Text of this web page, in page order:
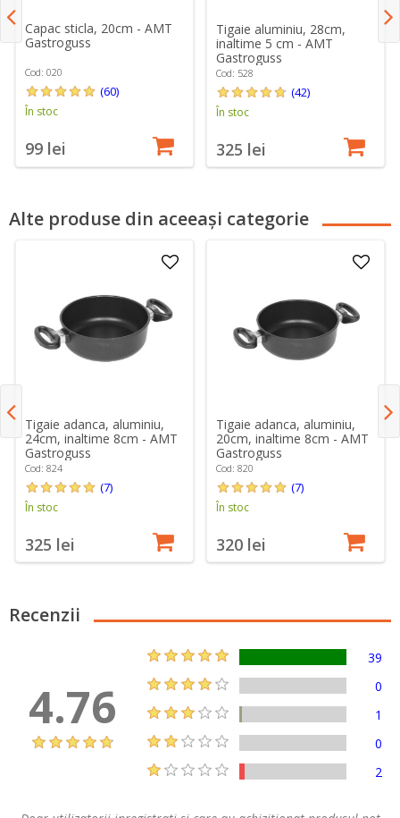
Capac sticla, 20cm - AMT
Gastroguss
Cod: 020
(60)
În stoc
99 lei
Tigaie aluminiu, 28cm,
inaltime 5 cm - AMT
Gastroguss
Cod: 528
(42)
În stoc
325 lei
Alte produse din aceeași categorie
Tigaie adanca, aluminiu,
24cm, inaltime 8cm - AMT
Gastroguss
Cod: 824
(7)
În stoc
325 lei
Tigaie adanca, aluminiu,
20cm, inaltime 8cm - AMT
Gastroguss
Cod: 820
(7)
În stoc
320 lei
Recenzii
4.76
39
0
1
0
2